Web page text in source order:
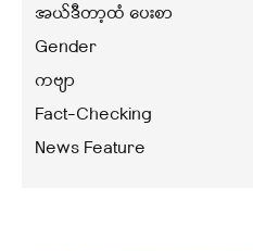
အယ်ဒီတာ့ထံ ပေးစာ
Gender
ကဗျာ
Fact-Checking
News Feature